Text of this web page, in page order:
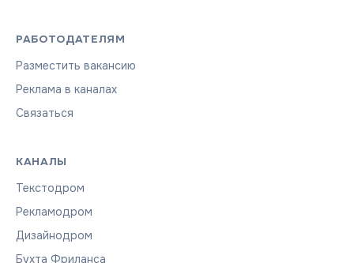
РАБОТОДАТЕЛЯМ
Разместить вакансию
Реклама в каналах
Связаться
КАНАЛЫ
Текстодром
Рекламодром
Дизайнодром
Бухта Фриланса